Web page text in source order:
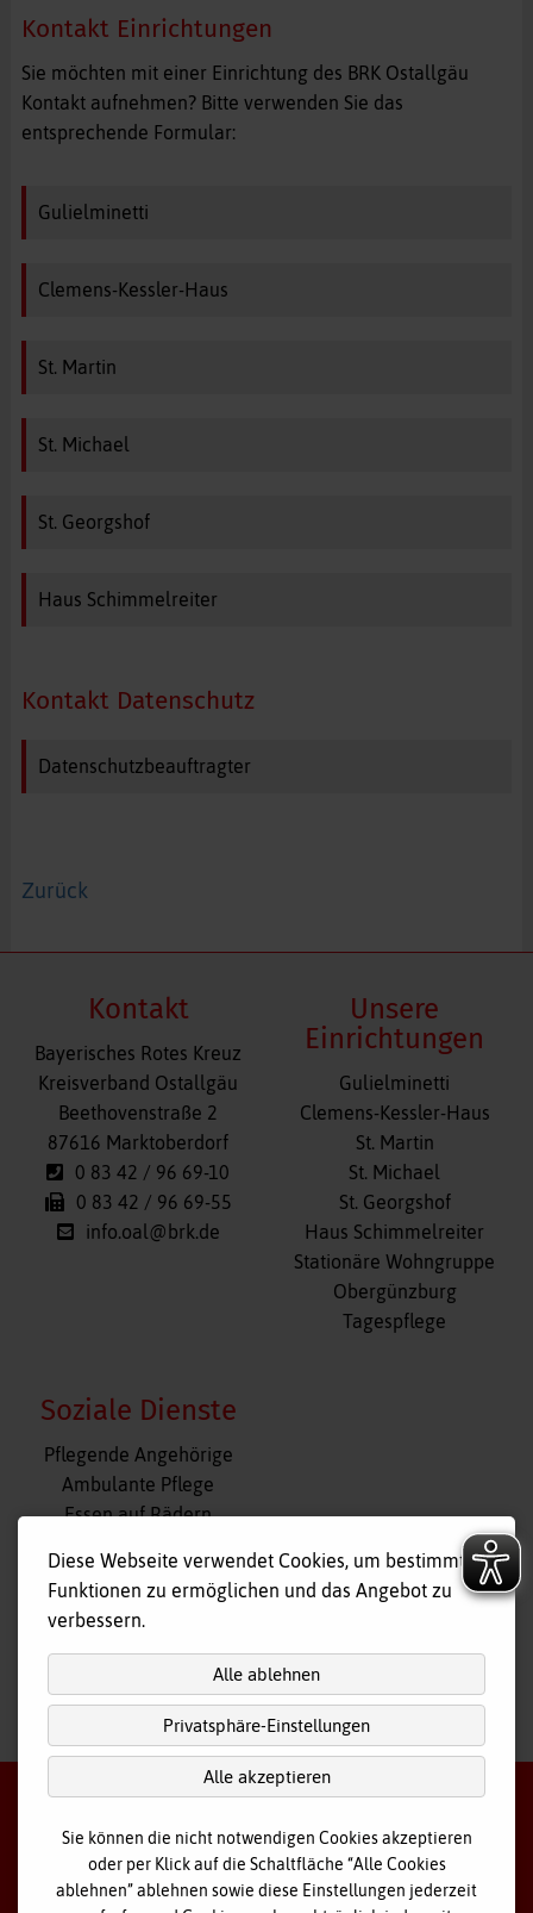
Kontakt Einrichtungen
Sie möchten mit einer Einrichtung des BRK Ostallgäu
Kontakt aufnehmen? Bitte verwenden Sie das
entsprechende Formular:
Gulielminetti
Clemens-Kessler-Haus
St. Martin
St. Michael
St. Georgshof
Haus Schimmelreiter
Kontakt Datenschutz
Datenschutzbeauftragter
Zurück
Kontakt
Bayerisches Rotes Kreuz
Kreisverband Ostallgäu
Beethovenstraße 2
87616 Marktoberdorf
0 83 42 / 96 69-10
0 83 42 / 96 69-55
info.oal@brk.de
Unsere
Einrichtungen
Navigation
überspringen
Gulielminetti
Clemens-Kessler-Haus
St. Martin
St. Michael
St. Georgshof
Haus Schimmelreiter
Stationäre Wohngruppe
Obergünzburg
Tagespflege
Soziale Dienste
Navigation
überspringen
Pflegende Angehörige
Ambulante Pflege
Essen auf Rädern
Tagespflege
Hausnotruf
nach oben
2026 Bayerisches Rotes Kreuz - Kreisverband Ostallgäu
Diese Webseite verwendet Cookies, um bestimmte
Funktionen zu ermöglichen und das Angebot zu
verbessern.
Alle ablehnen
Privatsphäre-Einstellungen
Alle akzeptieren
Sie können die nicht notwendigen Cookies akzeptieren
oder per Klick auf die Schaltfläche “Alle Cookies
ablehnen” ablehnen sowie diese Einstellungen jederzeit